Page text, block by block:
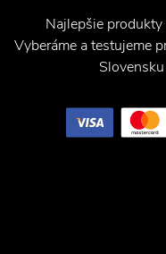
Najlepšie
Vyberáme a testujeme